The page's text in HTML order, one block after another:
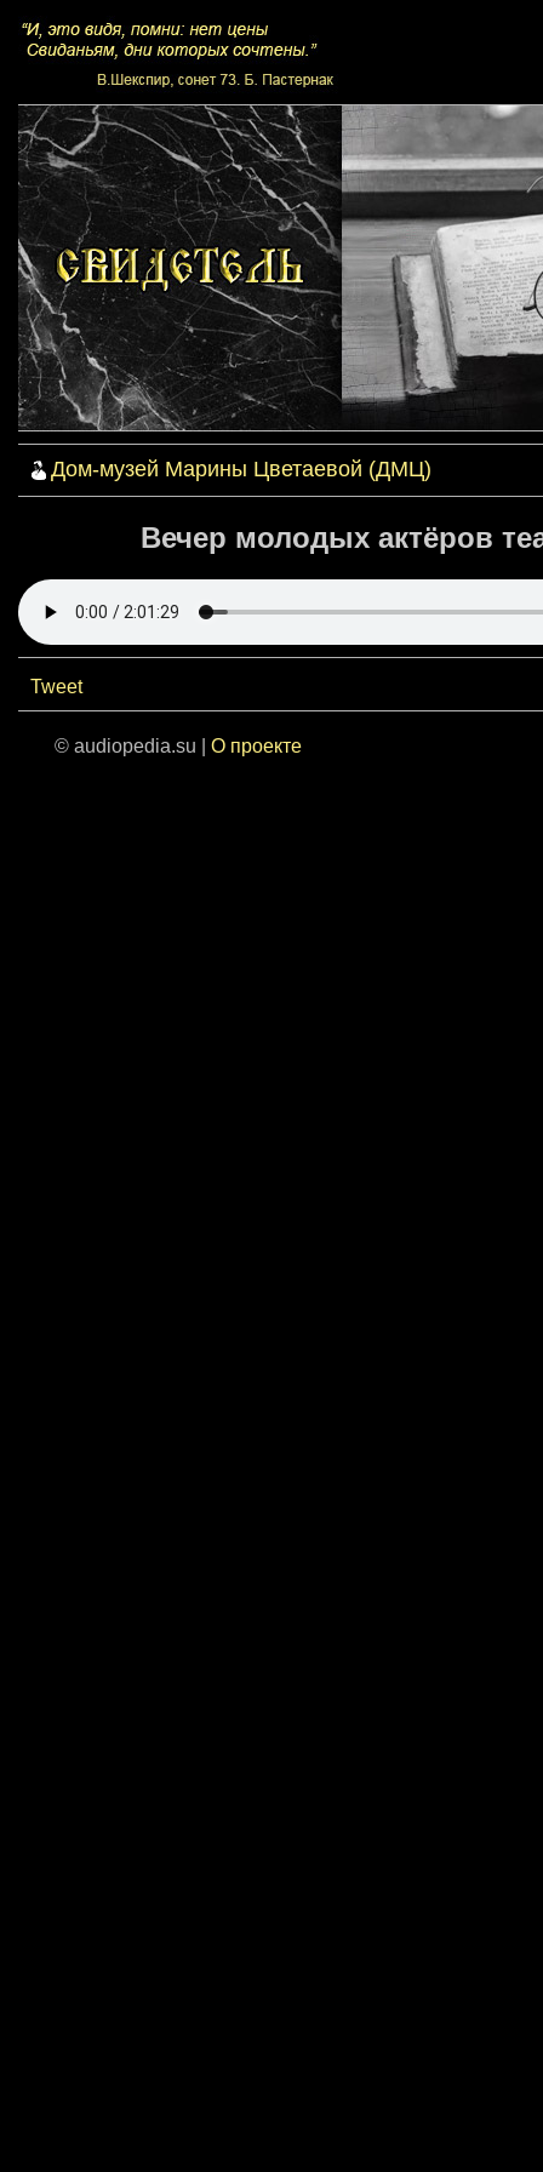
Дом-музей Марины Цветаевой (ДМЦ)
Вечер молодых актёров
Tweet
© audiopedia.su | О проекте